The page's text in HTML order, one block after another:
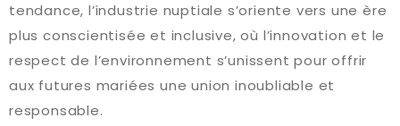
tendance, l’industrie nuptiale s’oriente vers une ère
plus conscientisée et inclusive, où l’innovation et le
respect de l’environnement s’unissent pour offrir
aux futures mariées une union inoubliable et
responsable.